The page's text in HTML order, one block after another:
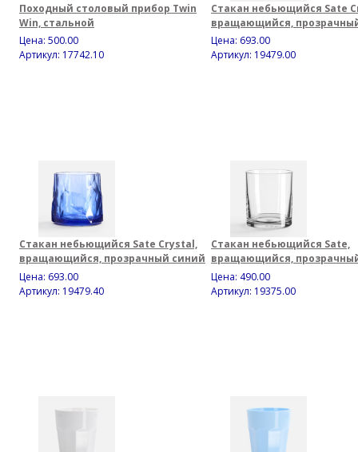
Походный столовый прибор Twin
Win, стальной
Цена: 500.00
Артикул: 17742.10
Стакан небьющийся Sate
вращающийся,
Цена: 693.00
Артикул: 19479.00
Стакан небьющийся Sate Crystal,
вращающийся, прозрачный синий
Цена: 693.00
Артикул: 19479.40
Стакан небьющийся Sate,
вращающийся,
Цена: 490.00
Артикул: 19375.00